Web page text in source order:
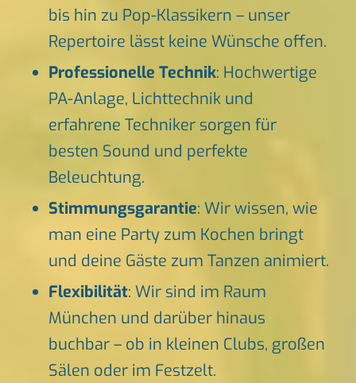
bis hin zu Pop-Klassikern – unser
Repertoire lässt keine Wünsche offen.
Professionelle Technik: Hochwertige
PA-Anlage, Lichttechnik und
erfahrene Techniker sorgen für
besten Sound und perfekte
Beleuchtung.
Stimmungsgarantie: Wir wissen, wie
man eine Party zum Kochen bringt
und deine Gäste zum Tanzen animiert.
Flexibilität: Wir sind im Raum
München und darüber hinaus
buchbar – ob in kleinen Clubs, großen
Sälen oder im Festzelt.